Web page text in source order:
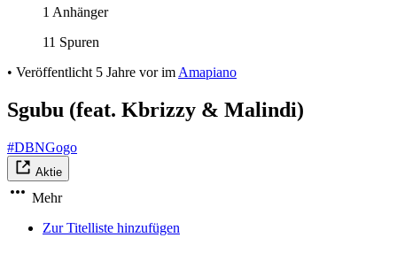
1 Anhänger
11 Spuren
• Veröffentlicht 5 Jahre vorim Amapiano
Sgubu (feat. Kbrizzy & Malindi)
#DBNGogo
Aktie
Mehr
Zur Titelliste hinzufügen